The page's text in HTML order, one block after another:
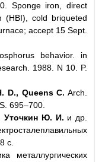
Sponge iron, direct
(HBI), cold briqueted
accept 15 Sept.
behavior. in
1988. N 10. P.
D., Queens C. Arch.
695–700.
Уточкин Ю. И. и др.
с.
металлургических